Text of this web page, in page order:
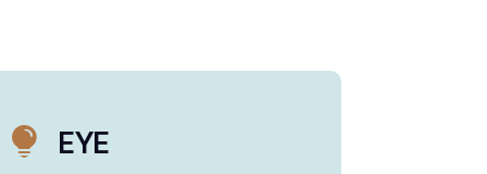
 EYE